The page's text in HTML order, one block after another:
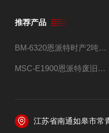
推荐产品
BM-6320恩派特时产2吨合金钢屑压饼机
MSC-E1900恩派特废旧锂电池极片破碎处理设备
江苏省南通如皋市常